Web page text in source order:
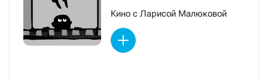
Кино с Ларисой Малюковой